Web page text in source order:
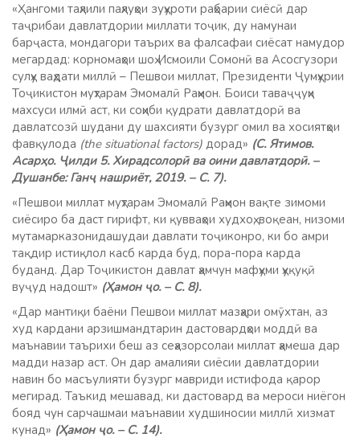
«Ҳангоми таҳлили паҳлуҳои зуҳуроти раҳбарии сиёсӣ дар
таҷрибаи давлатдории миллати тоҷик, ду намунаи
барҷаста, мондагори таърих ва фалсафаи сиёсат намудор
мегардад: корномаҳои шоҳ Исмоили Сомонӣ ва Асосгузори
сулҳу ваҳдати миллӣ – Пешвои миллат, Президенти Ҷумҳурии
Тоҷикистон муҳтарам Эмомалӣ Раҳмон. Боиси таваҷҷуҳи
махсуси илмӣ аст, ки соҳиби қудрати давлатдорӣ ва
давлатсозӣ шудани ду шахсияти бузург омил ва хосиятҳои
фавқулода (the situational factors) дорад» (С. Ятимов.
Асарҳо. Ҷилди 5. Хирадсолорӣ ва оини давлатдорӣ. –
Душанбе: Ганҷ нашриёт, 2019. – С. 7).
«Пешвои миллат муҳтарам Эмомалӣ Раҳмон вақте зимоми
сиёсиро ба даст гирифт, ки қувваҳои худхоҳ, воқеан, низоми
мутамарказонидашудаи давлати тоҷиконро, ки бо амри
тақдир истиқлол касб карда буд, пора-пора карда
буданд. Дар Тоҷикистон давлат ҳамчун мафҳуми ҳуқуқӣ
вуҷуд надошт» (Ҳамон ҷо. – С. 8).
«Дар мантиқи баёни Пешвои миллат мазҳари омӯхтан, аз
худ кардани арзишмандтарин дастовардҳои моддӣ ва
маънавии таърихи беш аз сеҳазорсолаи миллат ҳамеша дар
мадди назар аст. Он дар амалияи сиёсии давлатдории
навин бо масъулияти бузург мавриди истифода қарор
мегирад. Таъкид мешавад, ки дастовард ва мероси ниёгон
бояд чун сарчашмаи маънавии худшиносии миллӣ хизмат
кунад» (Ҳамон ҷо. – С. 14).